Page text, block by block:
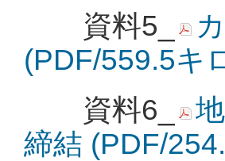
資料5_
(PDF/559.5キ
資料6_
締結 (PDF/